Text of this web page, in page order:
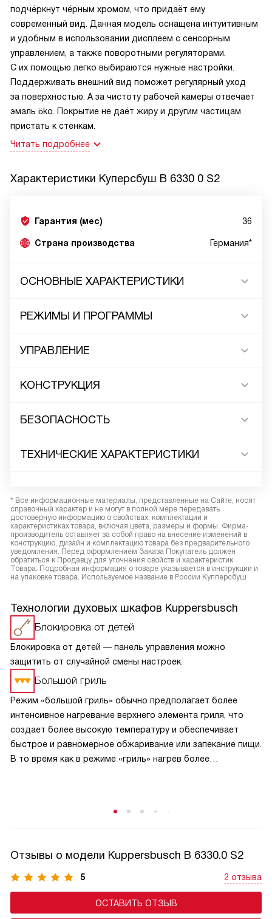
подчёркнут чёрным хромом, что придаёт ему
современный вид. Данная модель оснащена интуитивным
и удобным в использовании дисплеем с сенсорным
управлением, а также поворотными регуляторами.
С их помощью легко выбираются нужные настройки.
Поддерживать внешний вид поможет регулярный уход
за поверхностью. А за чистоту рабочей камеры отвечает
эмаль öko. Покрытие не даёт жиру и другим частицам
пристать к стенкам.
Читать подробнее
Характеристики Куперсбуш B 6330 0 S2
Гарантия (мес) 36
Страна производства Германия*
ОСНОВНЫЕ ХАРАКТЕРИСТИКИ
РЕЖИМЫ И ПРОГРАММЫ
УПРАВЛЕНИЕ
КОНСТРУКЦИЯ
БЕЗОПАСНОСТЬ
ТЕХНИЧЕСКИЕ ХАРАКТЕРИСТИКИ
* Все информационные материалы, представленные на Сайте, носят
справочный характер и не могут в полной мере передавать
достоверную информацию о свойствах, комплектации и
характеристиках товара, включая цвета, размеры и формы. Фирма-
производитель оставляет за собой право на внесение изменений в
конструкцию, дизайн и комплектацию товара без предварительного
уведомления. Перед оформлением Заказа Покупатель должен
обратиться к Продавцу для уточнения свойств и характеристик
Товара. Подробная информация о товаре указывается в инструкции и
на упаковке товара. Используемое название в России Купперсбуш
Технологии духовых шкафов Kuppersbusch
Блокировка от детей
Блокировка от детей — панель управления можно
защитить от случайной смены настроек.
Большой гриль
Режим «большой гриль» обычно предполагает более
интенсивное нагревание верхнего элемента гриля, что
создает более высокую температуру и обеспечивает
быстрое и равномерное обжаривание или запекание пищи.
В то время как в режиме «гриль» нагрев более
Отзывы о модели Kuppersbusch B 6330.0 S2
5 2 отзыва
ОСТАВИТЬ ОТЗЫВ